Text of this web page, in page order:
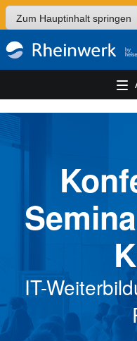
Zum Hauptinhalt springen
Sommer-Aktion:
IT-